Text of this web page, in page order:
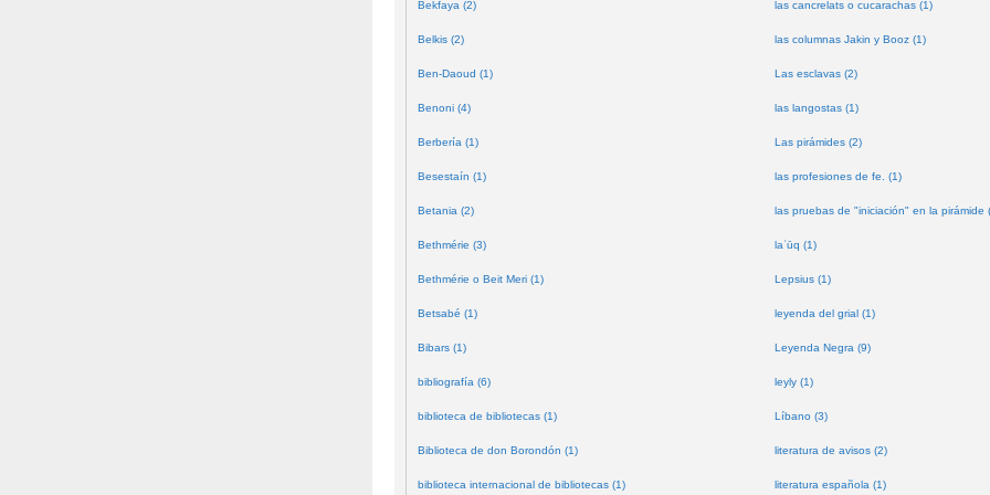
Bekfaya (2)
Belkis (2)
Ben-Daoud (1)
Benoni (4)
Berbería (1)
Besestaín (1)
Betania (2)
Bethmérie (3)
Bethmérie o Beit Meri (1)
Betsabé (1)
Bibars (1)
bibliografía (6)
biblioteca de bibliotecas (1)
Biblioteca de don Borondón (1)
biblioteca internacional de bibliotecas (1)
las cancrelats o cucarachas (1)
las columnas Jakin y Booz (1)
Las esclavas (2)
las langostas (1)
Las pirámides (2)
las profesiones de fe. (1)
las pruebas de "iniciación" en la pirámide
laʿūq (1)
Lepsius (1)
leyenda del grial (1)
Leyenda Negra (9)
leyly (1)
Líbano (3)
literatura de avisos (2)
literatura española (1)